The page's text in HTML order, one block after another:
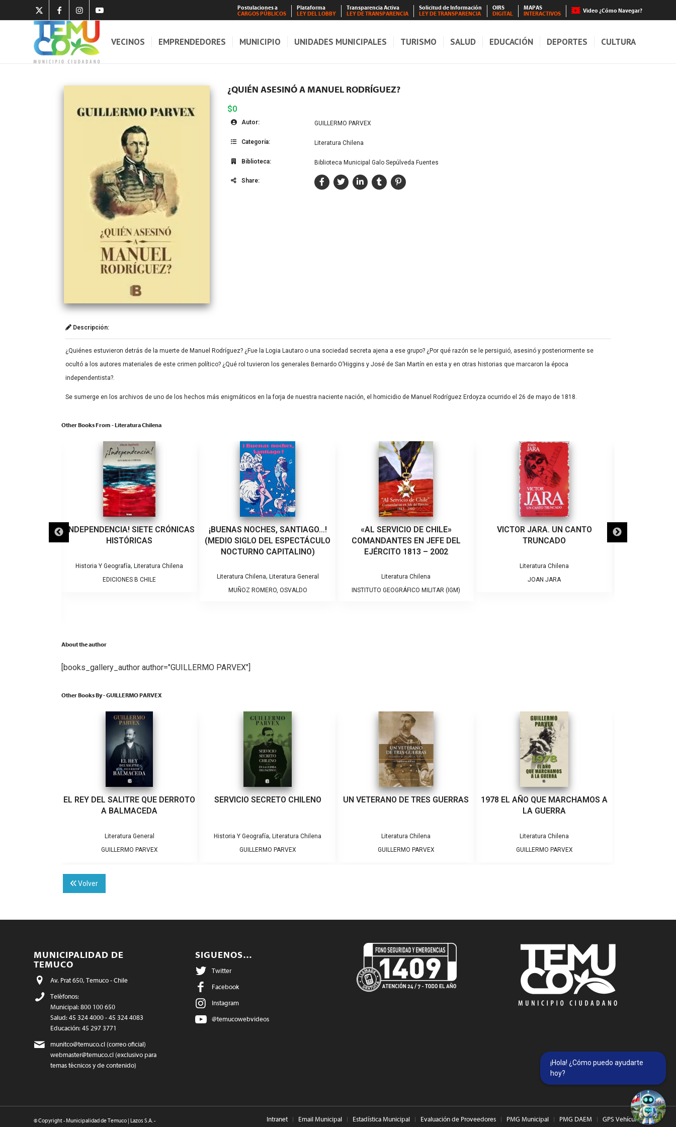
Postulaciones a
CARGOS PÚBLICOS
Plataforma
LEY DEL LOBBY
Transparencia Activa
LEY DE TRANSPARENCIA
Solicitud de Información
LEY DE TRANSPARENCIA
OIRS
DIGITAL
MAPAS
INTERACTIVOS
Video ¿Cómo Navegar?
VECINOS EMPRENDEDORES MUNICIPIO UNIDADES MUNICIPALES TURISMO SALUD EDUCACIÓN DEPORTES CULTURA
¿QUIÉN ASESINÓ A MANUEL RODRÍGUEZ?
$0
Autor: GUILLERMO PARVEX
Categoría: Literatura Chilena
Biblioteca: Biblioteca Municipal Galo Sepúlveda Fuentes
Share:
Descripción:
¿Quiénes estuvieron detrás de la muerte de Manuel Rodríguez? ¿Fue la Logia Lautaro o una sociedad secreta ajena a ese grupo? ¿Por qué razón se le persiguió, asesinó y posteriormente se
ocultó a los autores materiales de este crimen político? ¿Qué rol tuvieron los generales Bernardo O’Higgins y José de San Martín en esta y en otras historias que marcaron la época
independentista?.
Se sumerge en los archivos de uno de los hechos más enigmáticos en la forja de nuestra naciente nación, el homicidio de Manuel Rodríguez Erdoyza ocurrido el 26 de mayo de 1818.
Other Books From - Literatura Chilena
Y
¡INDEPENDENCIA! SIETE CRÓNICAS
HISTÓRICAS
Historia Y Geografía, Literatura Chilena
EDICIONES B CHILE
¡BUENAS NOCHES, SANTIAGO…!
(MEDIO SIGLO DEL ESPECTÁCULO
NOCTURNO CAPITALINO)
Literatura Chilena, Literatura General
MUÑOZ ROMERO, OSVALDO
«AL SERVICIO DE CHILE»
COMANDANTES EN JEFE DEL
EJÉRCITO 1813 – 2002
Literatura Chilena
INSTITUTO GEOGRÁFICO MILITAR (IGM)
VICTOR JARA. UN CANTO
TRUNCADO
Literatura Chilena
JOAN JARA
About the author
[books_gallery_author author="GUILLERMO PARVEX"]
Other Books By - GUILLERMO PARVEX
EL REY DEL SALITRE QUE DERROTO
A BALMACEDA
Literatura General
GUILLERMO PARVEX
SERVICIO SECRETO CHILENO
Historia Y Geografía, Literatura Chilena
GUILLERMO PARVEX
UN VETERANO DE TRES GUERRAS
Literatura Chilena
GUILLERMO PARVEX
1978 EL AÑO QUE MARCHAMOS A
LA GUERRA
Literatura Chilena
GUILLERMO PARVEX
Volver
MUNICIPALIDAD DE
TEMUCO
Av. Prat 650, Temuco - Chile
Teléfonos:
Municipal: 800 100 650
Salud: 45 324 4000 - 45 324 4083
Educación: 45 297 3771
munitco@temuco.cl (correo oficial)
webmaster@temuco.cl (exclusivo para
temas técnicos y de contenido)
SIGUENOS…
Twitter
Facebook
Instagram
@temucowebvideos
© Copyright - Municipalidad de Temuco | Lazos S.A. - Intranet Email Municipal Estadística Municipal Evaluación de Proveedores PMG Municipal PMG DAEM GPS Vehículos
¡Hola! ¿Cómo puedo ayudarte
hoy?